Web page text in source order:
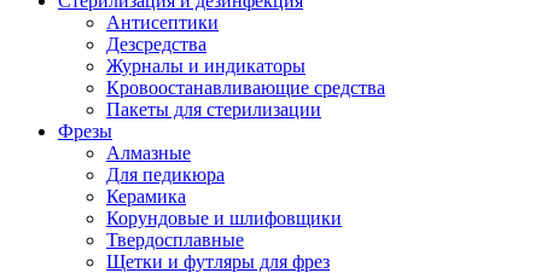
Антисептики
Дезсредства
Журналы и индикаторы
Кровоостанавливающие средства
Пакеты для стерилизации
Фрезы
Алмазные
Для педикюра
Керамика
Корундовые и шлифовщики
Твердосплавные
Щетки и футляры для фрез